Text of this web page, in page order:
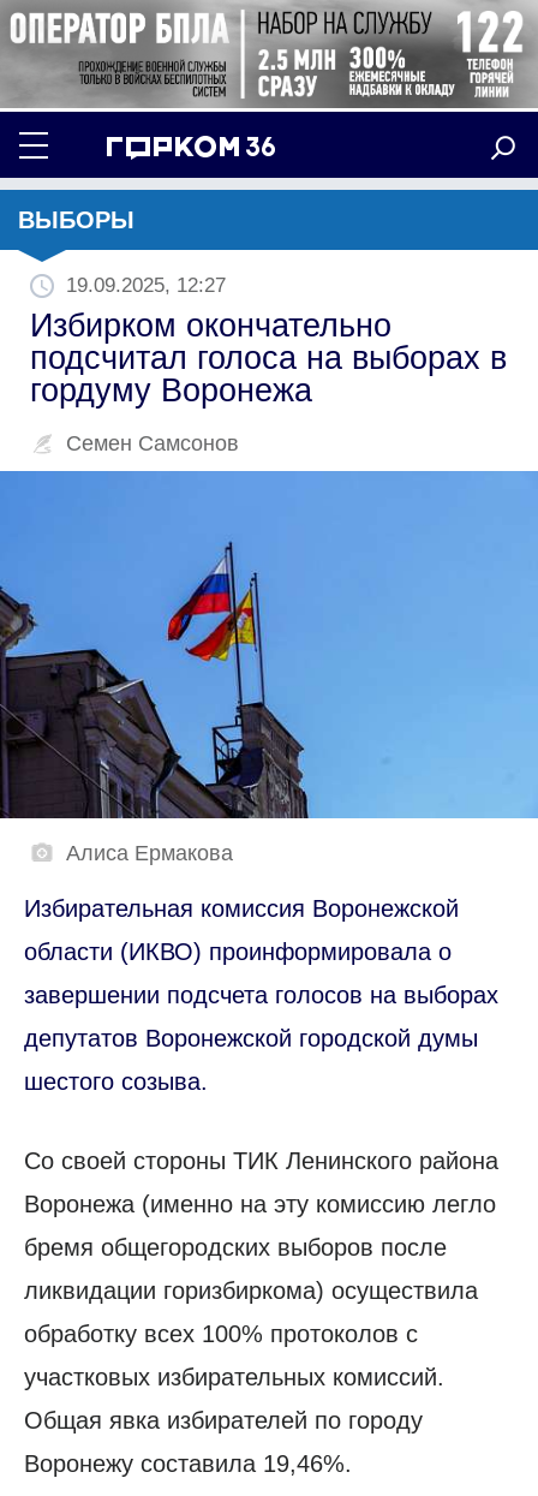
ВЫБОРЫ
19.09.2025, 12:27
Избирком окончательно
подсчитал голоса на выборах в
гордуму Воронежа
Семен Самсонов
Алиса Ермакова
Избирательная комиссия Воронежской
области (ИКВО) проинформировала о
завершении подсчета голосов на выборах
депутатов Воронежской городской думы
шестого созыва.
Со своей стороны ТИК Ленинского района
Воронежа (именно на эту комиссию легло
бремя общегородских выборов после
ликвидации горизбиркома) осуществила
обработку всех 100% протоколов с
участковых избирательных комиссий.
Общая явка избирателей по городу
Воронежу составила 19,46%.